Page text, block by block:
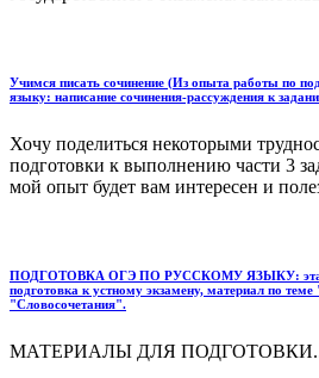
Учимся писать сочинение (Из опыта работы по
языку: написание сочинения-рассуждения к
Хочу поделиться некоторыми
подготовки к выполнению части 3
мой опыт будет вам интересен и
ПОДГОТОВКА ОГЭ ПО РУССКОМУ ЯЗЫКУ:
подготовка к устному экзамену, материал по
"Словосочетания".
МАТЕРИАЛЫ ДЛЯ